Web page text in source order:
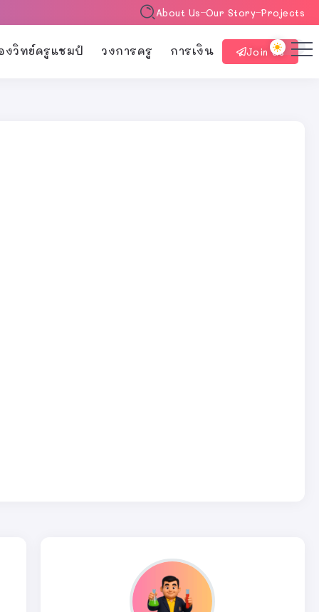
About Us Our Story Projects
งวิทย์ครูแชมป์ วงการครู การเงิน Join Us